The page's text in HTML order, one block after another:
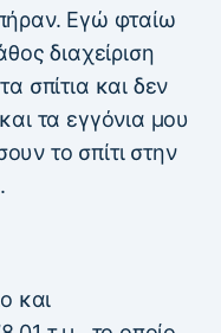
Εγώ φταίω
διαχείριση
σπίτια και δεν
τα εγγόνια μου
το σπίτι στην
και